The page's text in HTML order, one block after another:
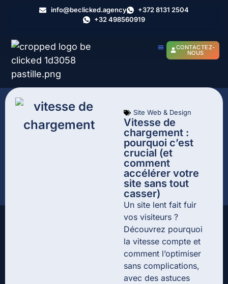
info@beclicked.agency
+372 8131 2504
+32 498560919
CONTACTEZ-
NOUS
Site Web & Design
Vitesse de
chargement :
pourquoi c’est
crucial (et
comment
accélérer votre
site sans tout
casser)
Un site lent fait fuir
vos visiteurs ?
Découvrez pourquoi
la vitesse compte et
comment l’optimiser
sans complications,
avec des astuces